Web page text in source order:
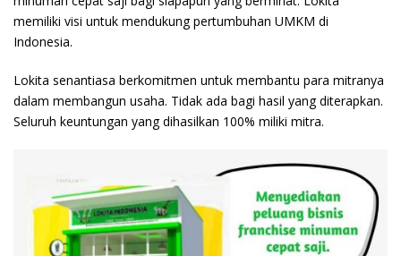
memiliki visi untuk mendukung pertumbuhan UMKM di
Indonesia.
Lokita senantiasa berkomitmen untuk membantu para mitranya
dalam membangun usaha. Tidak ada bagi hasil yang diterapkan.
Seluruh keuntungan yang dihasilkan 100% miliki mitra.